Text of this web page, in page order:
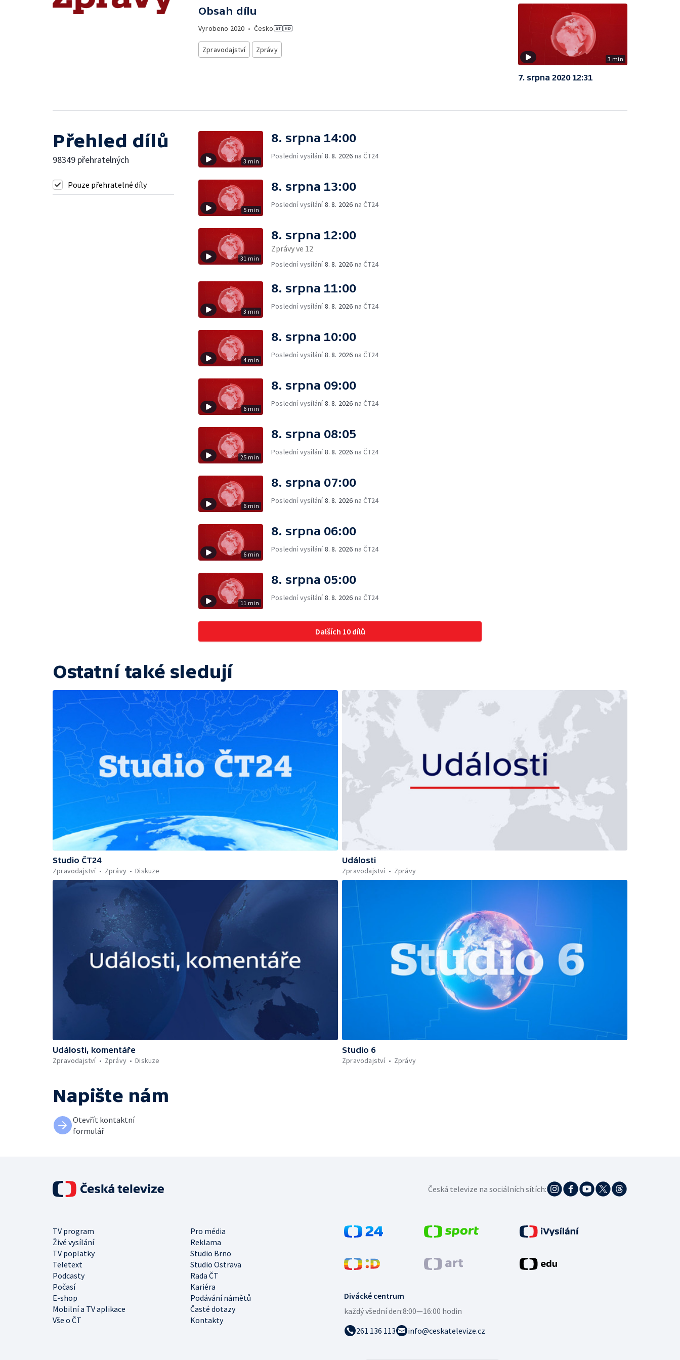
Obsah dílu
Vyrobeno 2020 • Česko
Zpravodajství Zprávy
3 min
7. srpna 2020 12:31
Přehled dílů
98349 přehratelných
Pouze přehratelné díly
3 min
8. srpna 14:00
Poslední vysílání8. 8. 2026 na ČT24
5 min
8. srpna 13:00
Poslední vysílání8. 8. 2026 na ČT24
31 min
8. srpna 12:00
Zprávy ve 12
Poslední vysílání8. 8. 2026 na ČT24
3 min
8. srpna 11:00
Poslední vysílání8. 8. 2026 na ČT24
4 min
8. srpna 10:00
Poslední vysílání8. 8. 2026 na ČT24
6 min
8. srpna 09:00
Poslední vysílání8. 8. 2026 na ČT24
25 min
8. srpna 08:05
Poslední vysílání8. 8. 2026 na ČT24
6 min
8. srpna 07:00
Poslední vysílání8. 8. 2026 na ČT24
6 min
8. srpna 06:00
Poslední vysílání8. 8. 2026 na ČT24
11 min
8. srpna 05:00
Poslední vysílání8. 8. 2026 na ČT24
Dalších 10 dílů
Ostatní také sledují
Studio ČT24
Zpravodajství
Zprávy Diskuze
Události
Zpravodajství
Zprávy
Události, komentáře
Zpravodajství
Zprávy Diskuze
Studio 6
Zpravodajství
Zprávy
Napište nám
Otevřít kontaktní
formulář
Divácké centrum
každý všední den:8:00—16:00 hodin
261 136 113
info@ceskatelevize.cz
TV program
Pro média
Živé vysílání
Reklama
TV poplatky
Studio Brno
Teletext
Studio Ostrava
Podcasty
Rada ČT
Počasí
Kariéra
E-shop
Podávání námětů
Mobilní a TV aplikace
Časté dotazy
Vše o ČT
Kontakty
Česká televize na sociálních sítích: